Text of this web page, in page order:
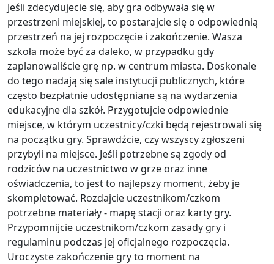
Jeśli zdecydujecie się, aby gra odbywała się w
przestrzeni miejskiej, to postarajcie się o odpowiednią
przestrzeń na jej rozpoczęcie i zakończenie. Wasza
szkoła może być za daleko, w przypadku gdy
zaplanowaliście grę np. w centrum miasta. Doskonale
do tego nadają się sale instytucji publicznych, które
często bezpłatnie udostępniane są na wydarzenia
edukacyjne dla szkół. Przygotujcie odpowiednie
miejsce, w którym uczestnicy/czki będą rejestrowali się
na początku gry. Sprawdźcie, czy wszyscy zgłoszeni
przybyli na miejsce. Jeśli potrzebne są zgody od
rodziców na uczestnictwo w grze oraz inne
oświadczenia, to jest to najlepszy moment, żeby je
skompletować. Rozdajcie uczestnikom/czkom
potrzebne materiały - mapę stacji oraz karty gry.
Przypomnijcie uczestnikom/czkom zasady gry i
regulaminu podczas jej oficjalnego rozpoczęcia.
Uroczyste zakończenie gry to moment na